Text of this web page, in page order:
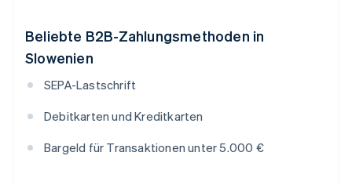
Beliebte B2B-Zahlungsmethoden in
Slowenien
SEPA-Lastschrift
Debitkarten und Kreditkarten
Bargeld für Transaktionen unter 5.000 €